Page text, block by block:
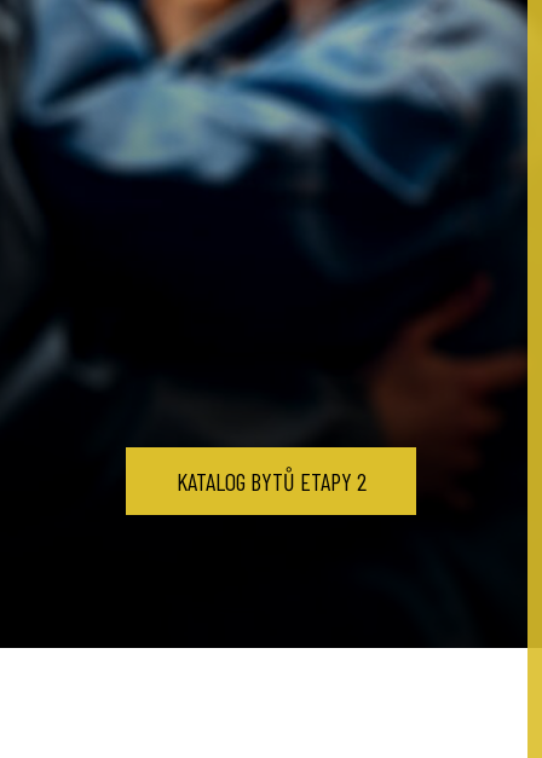
KATALOG BYTŮ ETAPY 2